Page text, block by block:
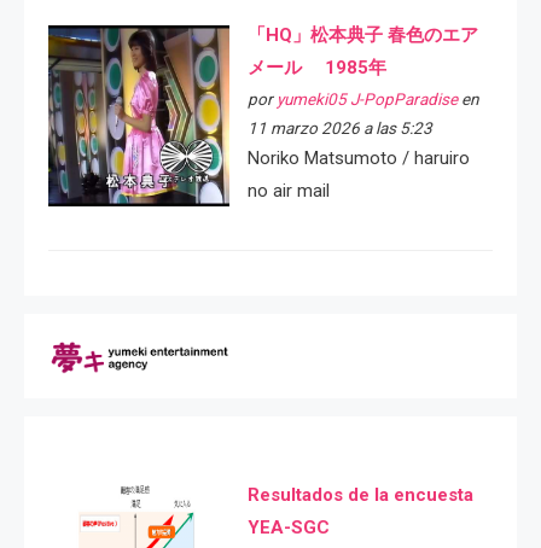
「HQ」松本典子 春色のエア
メール 1985年
por yumeki05 J-PopParadiseen
11 marzo 2026 a las 5:23
Noriko Matsumoto / haruiro
no air mail
Resultados de la encuesta
YEA-SGC